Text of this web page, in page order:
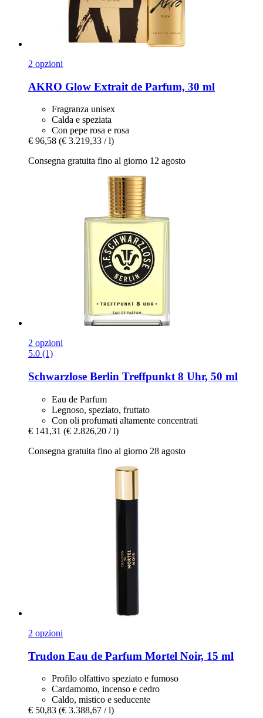
2 opzioni
AKRO Glow Extrait de Parfum, 30 ml
Fragranza unisex
Calda e speziata
Con pepe rosa e rosa
€ 96,58 (€ 3.219,33 / l)
Consegna gratuita fino al giorno 12 agosto
2 opzioni
5.0 (1)
Schwarzlose Berlin Treffpunkt 8 Uhr, 50 ml
Eau de Parfum
Legnoso, speziato, fruttato
Con oli profumati altamente concentrati
€ 141,31 (€ 2.826,20 / l)
Consegna gratuita fino al giorno 28 agosto
2 opzioni
Trudon Eau de Parfum Mortel Noir, 15 ml
Profilo olfattivo speziato e fumoso
Cardamomo, incenso e cedro
Caldo, mistico e seducente
€ 50,83 (€ 3.388,67 / l)